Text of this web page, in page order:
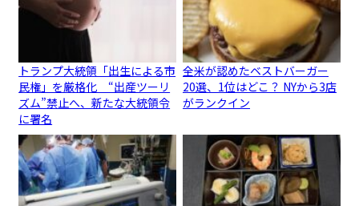
トランプ大統領「出生による市
民権」を厳格化 “出産ツーリ
ズム”禁止へ、新たな大統領令
に署名
全米が認めたベストバーガー
20選、1位はどこ？ NYから3店
がランクイン